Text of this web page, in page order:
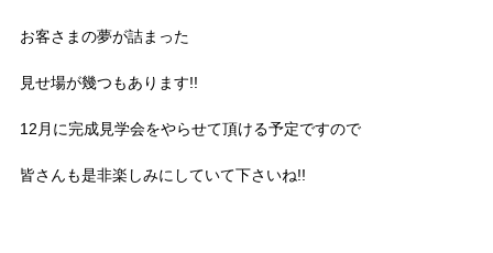
お客さまの夢が詰まった
見せ場が幾つもあります!!
12月に完成見学会をやらせて頂ける予定ですので
皆さんも是非楽しみにしていて下さいね!!